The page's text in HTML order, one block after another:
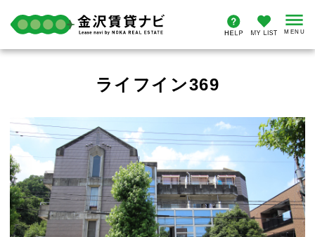
ライフイン369